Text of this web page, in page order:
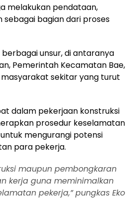
melakukan pendataan,
sebagai bagian dari proses
unsur, di antaranya
Pemerintah Kecamatan Bae,
masyarakat sekitar yang turut
dalam pekerjaan konstruksi
prosedur keselamatan
mengurangi potensi
para pekerja.
maupun pembongkaran
kerja guna meminimalkan
pekerja,” pungkas Eko